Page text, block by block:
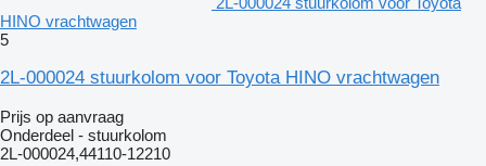
HINO vrachtwagen
5
2L-000024 stuurkolom voor Toyota HINO vrachtwagen
Prijs op aanvraag
Onderdeel - stuurkolom
2L-000024,44110-12210